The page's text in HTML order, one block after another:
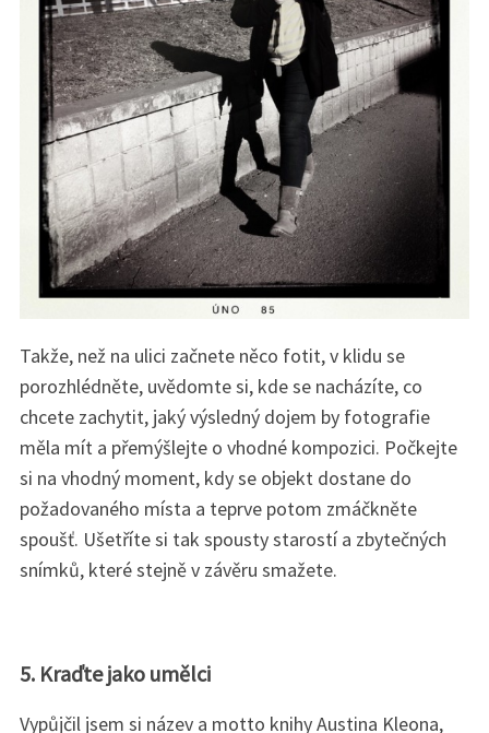
Takže, než na ulici začnete něco fotit, v klidu se
porozhlédněte, uvědomte si, kde se nacházíte, co
chcete zachytit, jaký výsledný dojem by fotografie
měla mít a přemýšlejte o vhodné kompozici. Počkejte
si na vhodný moment, kdy se objekt dostane do
požadovaného místa a teprve potom zmáčkněte
spoušť. Ušetříte si tak spousty starostí a zbytečných
snímků, které stejně v závěru smažete.
5. Kraďte jako umělci
Vypůjčil jsem si název a motto knihy Austina Kleona,